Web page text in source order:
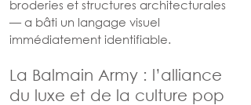
broderies et structures architecturales
— a bâti un langage visuel
immédiatement identifiable.
La Balmain Army : l’alliance
du luxe et de la culture pop